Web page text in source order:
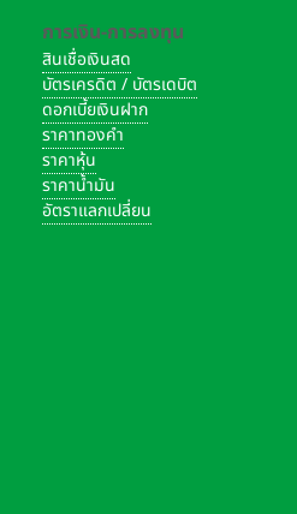
การเงิน-การลงทุน
สินเชื่อเงินสด
บัตรเครดิต / บัตรเดบิต
ดอกเบี้ยเงินฝาก
ราคาทองคำ
ราคาหุ้น
ราคาน้ำมัน
อัตราแลกเปลี่ยน